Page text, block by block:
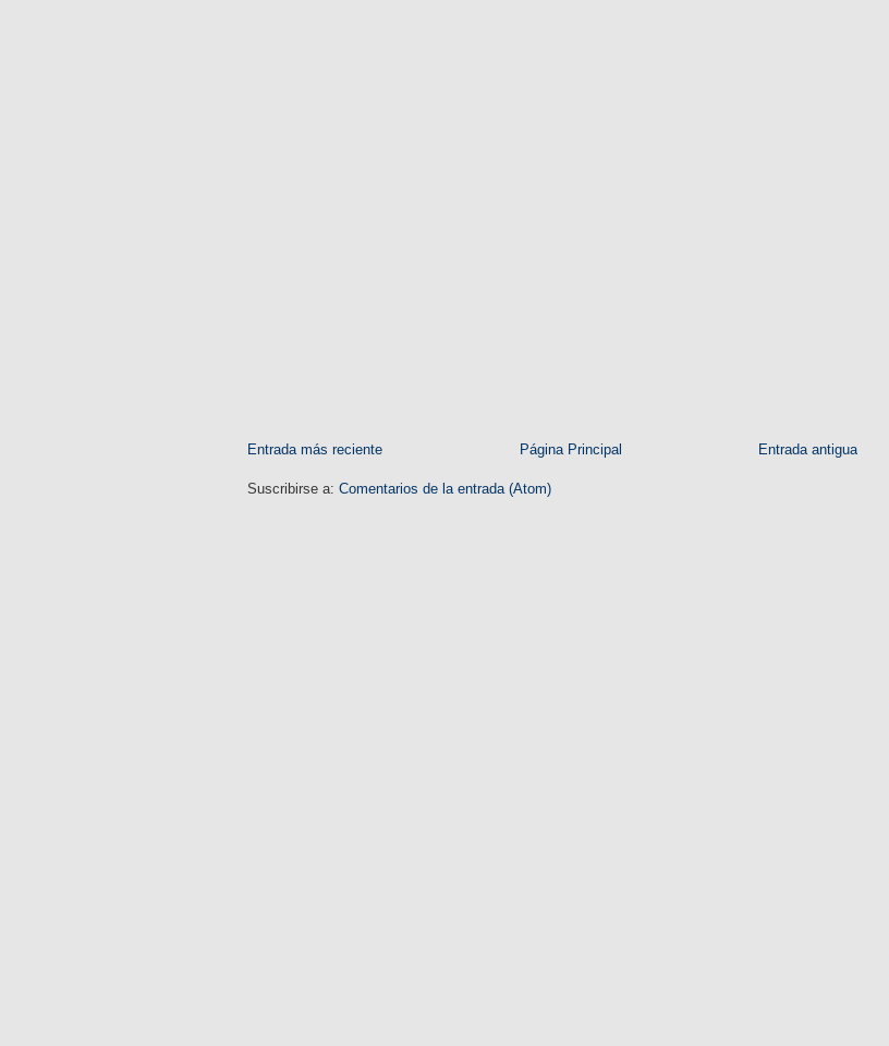
Entrada más reciente Entrada antigua
Página Principal
Suscribirse a: Comentarios de la entrada (Atom)